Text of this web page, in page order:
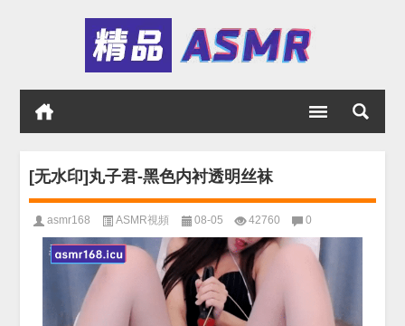
[无水印]丸子君-黑色内衬透明丝袜
asmr168 ASMR視頻 08-05 42760 0